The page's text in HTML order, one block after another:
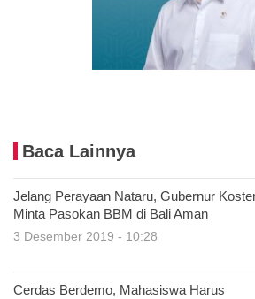
Baca Lainnya
Jelang Perayaan Nataru, Gubernur
Minta Pasokan BBM di Bali Aman
3 Desember 2019 - 10:28
Cerdas Berdemo, Mahasiswa Harus